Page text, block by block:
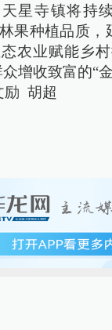
星寺镇将持
果种植品质，
农业赋能乡
增收致富的“金
励 胡超